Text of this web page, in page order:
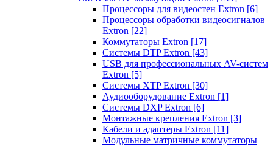
Процессоры для видеостен Extron [6]
Процессоры обработки видеосигналов
Extron [22]
Коммутаторы Extron [17]
Системы DTP Extron [43]
USB для профессиональных AV-систем
Extron [5]
Системы XTP Extron [30]
Аудиооборудование Extron [1]
Системы DXP Extron [6]
Монтажные крепления Extron [3]
Кабели и адаптеры Extron [11]
Модульные матричные коммутаторы